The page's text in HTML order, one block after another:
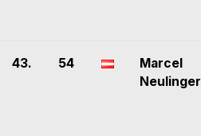
43. 54
Marcel
Neulinger